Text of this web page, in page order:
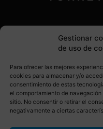
Gestionar
de uso de
Para ofrecer las mejores
cookies para almacenar y/o
consentimiento de estas
el comportamiento de
sitio. No consentir o retirar el
negativamente a ciertas
SÍGUENOS EN